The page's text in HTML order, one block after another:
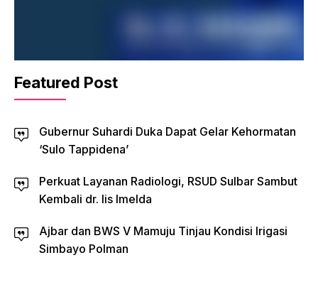
Featured Post
Gubernur Suhardi Duka Dapat Gelar Kehormatan
‘Sulo Tappidena’
Perkuat Layanan Radiologi, RSUD Sulbar Sambut
Kembali dr. Iis Imelda
Ajbar dan BWS V Mamuju Tinjau Kondisi Irigasi
Simbayo Polman